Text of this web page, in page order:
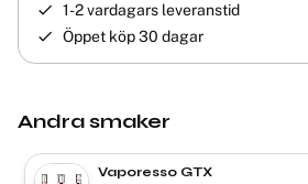
1-2 vardagars leveranstid
Öppet köp 30 dagar
Andra smaker
Vaporesso GTX